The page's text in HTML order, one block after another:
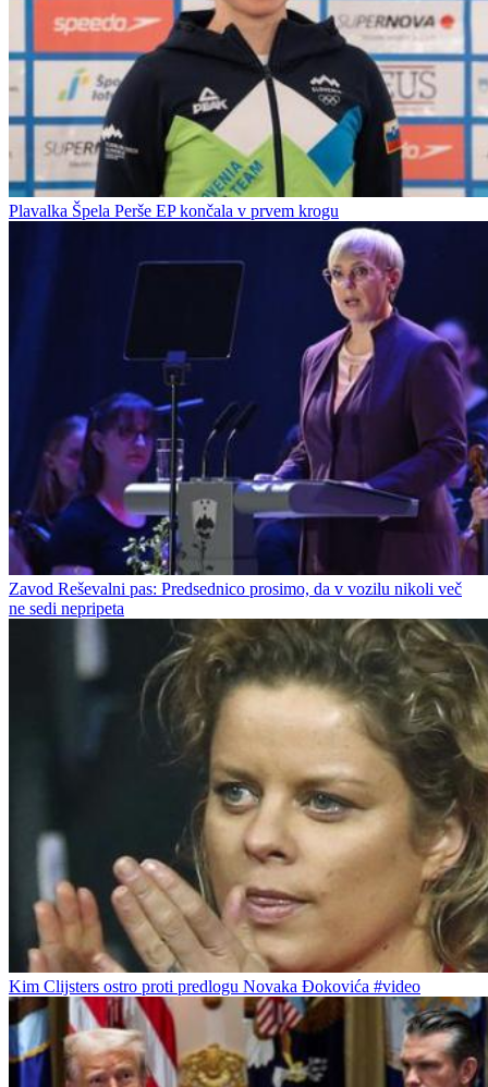
Plavalka Špela Perše EP končala v prvem krogu
Zavod Reševalni pas: Predsednico prosimo, da v vozilu nikoli več
ne sedi nepripeta
Kim Clijsters ostro proti predlogu Novaka Đokovića #video